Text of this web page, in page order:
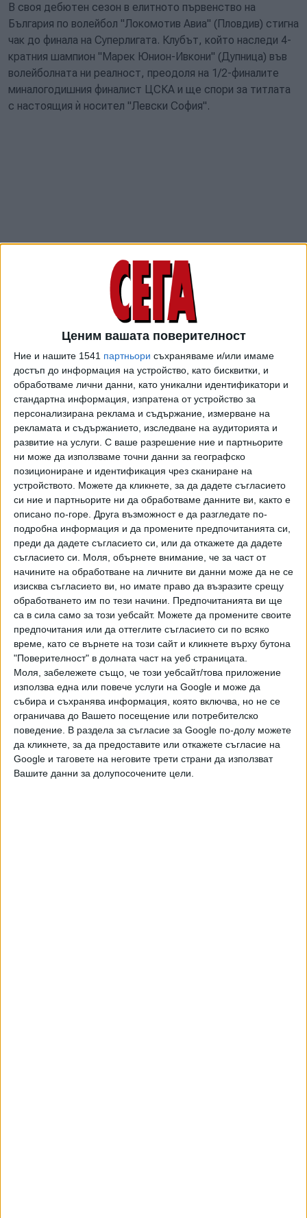
Ценим вашата поверителност
Ние и нашите 1541 партньори съхраняваме и/или имаме
достъп до информация на устройство, като бисквитки, и
обработваме лични данни, като уникални идентификатори и
стандартна информация, изпратена от устройство за
персонализирана реклама и съдържание, измерване на
рекламата и съдържанието, изследване на аудиторията и
развитие на услуги. С ваше разрешение ние и партньорите
ни може да използваме точни данни за географско
позициониране и идентификация чрез сканиране на
устройството. Можете да кликнете, за да дадете съгласието
си ние и партньорите ни да обработваме данните ви, както е
описано по-горе. Друга възможност е да разгледате по-
подробна информация и да промените предпочитанията си,
преди да дадете съгласието си, или да откажете да дадете
съгласието си.
Моля, обърнете внимание, че за част от
начините на обработване на личните ви данни може да не се
изисква съгласието ви, но имате право да възразите срещу
обработването им по тези начини. Предпочитанията ви ще
са в сила само за този уебсайт. Можете да промените своите
предпочитания или да оттеглите съгласието си по всяко
време, като се върнете на този сайт и кликнете върху бутона
"Поверителност" в долната част на уеб страницата.
Моля, забележете също, че този уебсайт/това приложение
използва една или повече услуги на Google и може да
събира и съхранява информация, която включва, но не се
ограничава до Вашето посещение или потребителско
поведение. В раздела за съгласие за Google по-долу можете
да кликнете, за да предоставите или откажете съгласие на
Google и таговете на неговите трети страни да използват
Вашите данни за долупосочените цели.
В своя дебютен сезон в елитното първенство на
България по волейбол "Локомотив Авиа" (Пловдив) стигна
чак до финала на Суперлигата. Клубът, който наследи 4-
кратния шампион "Марек Юнион-Ивкони" (Дупница) във
волейболната ни реалност, преодоля на 1/2-финалите
миналогодишния финалист ЦСКА и ще спори за титлата
с настоящия ѝ носител "Левски София".
В решаващия мач №5 от плейофната серия срещу
"червените" пловдивчани се наложиха с 3:1 (20, 17, -29,
21) гейма в своята зала в ПУ "Паисий Хилендарски". Така
абсолютно всички 10 мача от двата 1/2-финала бяха
спечелени от домакините, след като в другата серия
"сините" от столицата се наложиха с 3-2 победи над
"Берое" (Стара Загора), също с редуващи се
домакински успехи.
Най-резултатни за "Локо" (Пд) тази вечер стана Жулиен
Георгиев с 19 т. (2 аса), а капитанът Тодор Вълчев
добави 18 т. (1 ас, 2 блока). Георгиев бе избран и за най-
полезен играч (MVP) на цялата 1/2-финална серия.
За тима на ЦСКА резервата Любослав Симеонов заби 13
т., а бившият национал Николай Пенчев добави 12 т. (1
ас, 3 блока).
Финалът във формат "3 от 5" ще бъде с домакинско
предимство на "Левски София" и започва в понеделник
(21 април) от 19:15 ч. в залата на шампионите на
столичния Околовръстен път. Вторият мач е в Пловдив
на 24 април, а третият - в София на 27 април. При
необходимост от още срещи първенецът на България
ще бъде определен или на 30 април в Града под
тепетата, или най-късно на 3 май в столицата.
Последвайте ни и в
Ако искате да подкрепите независимата